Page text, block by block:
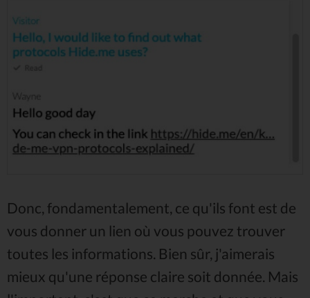
Donc, fondamentalement, ce qu'ils font est de
vous donner un lien où vous pouvez trouver
toutes les informations. Bien sûr, j'aimerais
mieux qu'une réponse claire soit donnée. Mais